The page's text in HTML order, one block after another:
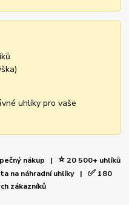
uhlíky pro vaše
nákup | ⭐20 500+ uhlíků
na náhradní uhlíky | ✅180
zákazníků